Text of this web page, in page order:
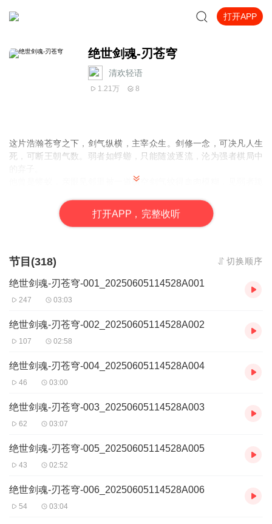
打开APP
绝世剑魂-刃苍穹
清欢轻语
1.21万 8
这片浩瀚苍穹之下，剑气纵横，主宰众生。剑修一念，可决凡人生
死，可断王朝气数。弱者如蜉蝣，只能随波逐流，沦为强者棋局中
他曾是蝼蚁，亲眼见邻里被一道横空剑气绞得血肉模糊，见弱者跪
剑，铸我自己的道。
从此，寒潭深处多了一道淬剑的身影，荒山之间常见孤寂的剑痕。
念。一切只为守住一颗通明剑心，不染尘垢。
直至一日，他登临剑道绝顶。剑出时，横天贯地，寰宇震颤；剑光
闪，虚空破碎，万界俯首。昔日棋子，终成弈棋之人。
剑随心走，是他对心的回应。 这便是属于他的剑道传奇——以凡躯
打开APP，完整收听
节目(318) 切换顺序
绝世剑魂-刃苍穹-001_20250605114528A001
247 03:03
绝世剑魂-刃苍穹-002_20250605114528A002
107 02:58
绝世剑魂-刃苍穹-004_20250605114528A004
46 03:00
绝世剑魂-刃苍穹-003_20250605114528A003
62 03:07
绝世剑魂-刃苍穹-005_20250605114528A005
43 02:52
绝世剑魂-刃苍穹-006_20250605114528A006
54 03:04